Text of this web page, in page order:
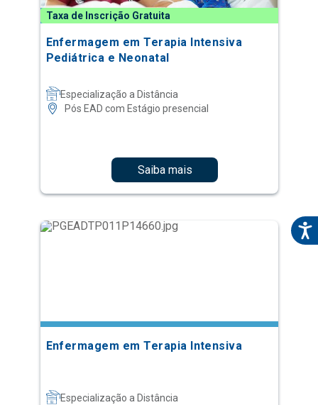
Taxa de Inscrição Gratuita
Enfermagem em Terapia Intensiva
Pediátrica e Neonatal
Especialização a Distância
Pós EAD com Estágio presencial
Saiba mais
Enfermagem em Terapia Intensiva
Especialização a Distância